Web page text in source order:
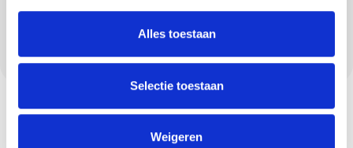
Alles toestaan
Selectie toestaan
Weigeren
functioneel zijn, maar er ook mooi uitzien. Van
de isolatielaag tot de sierpleister: wij regelen